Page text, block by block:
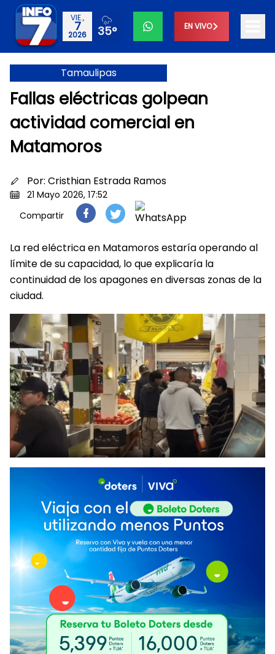
VIE.,
7
2026 35° EN VIVO
Tamaulipas
Fallas eléctricas golpean
actividad comercial en
Matamoros
Por: Cristhian Estrada Ramos
21 Mayo 2026, 17:52
Compartir
La red eléctrica en Matamoros estaría operando al
límite de su capacidad, lo que explicaría la
continuidad de los apagones en diversas zonas de la
ciudad.